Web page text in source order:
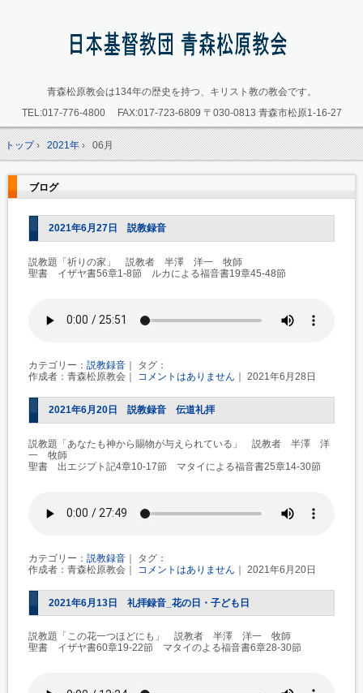
青森松原教会は134年の歴史を持つ、キリスト教の教会です。
TEL:017-776-4800FAX:017-723-6809 〒030-0813 青森市松原1-16-27
トップ› 2021年› 06月
ブログ
2021年6月27日 説教録音
説教題「祈りの家」 説教者 半澤 洋一 牧師
聖書 イザヤ書56章1-8節 ルカによる福音書19章45-48節
カテゴリー： 説教録音 ｜ タグ：
作成者：青森松原教会｜
コメントはありません ｜ 2021年6月28日
2021年6月20日 説教録音 伝道礼拝
説教題「あなたも神から賜物が与えられている」 説教者 半澤 洋
一 牧師
聖書 出エジプト記4章10-17節 マタイによる福音書25章14-30節
カテゴリー： 説教録音 ｜ タグ：
作成者：青森松原教会｜
コメントはありません ｜ 2021年6月20日
2021年6月13日 礼拝録音_花の日・子ども日
説教題「この花一つほどにも」 説教者 半澤 洋一 牧師
聖書 イザヤ書60章19-22節 マタイのよる福音書6章28-30節